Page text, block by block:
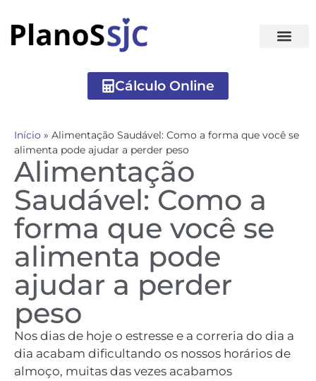
Cálculo Online
Início » Alimentação Saudável: Como a forma que você se
alimenta pode ajudar a perder peso
Alimentação
Saudável: Como a
forma que você se
alimenta pode
ajudar a perder
peso
Nos dias de hoje o estresse e a correria do dia a
dia acabam dificultando os nossos horários de
almoço, muitas das vezes acabamos